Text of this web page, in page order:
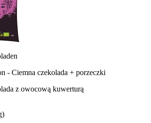
- Ciemna czekolada + porzeczki
z owocową kuwerturą